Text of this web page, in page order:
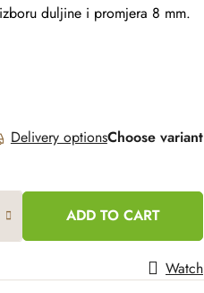
duljine i promjera 8 mm.
Delivery optionsChoose variant
ADD TO CART
Watch